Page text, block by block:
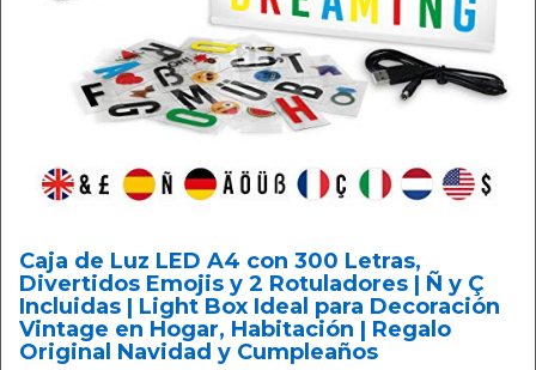
Caja de Luz LED A4 con 300 Letras,
Divertidos Emojis y 2 Rotuladores | Ñ y Ç
Incluidas | Light Box Ideal para Decoración
Vintage en Hogar, Habitación | Regalo
Original Navidad y Cumpleaños